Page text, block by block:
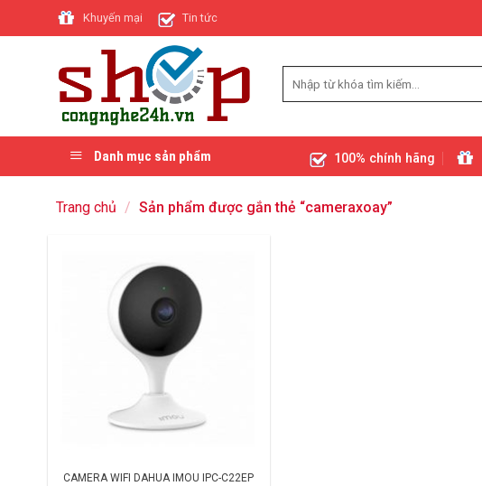
to
Khuyến mại Tin tức
Danh mục sản phẩm 100% chính hãng
Trang chủ / Sản phẩm được gắn thẻ “cameraxoay”
CAMERA WIFI DAHUA IMOU IPC-C22EP